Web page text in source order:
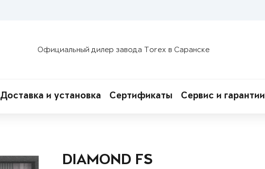
Официальный дилер завода Torex в Саранске
Доставка и установка Сертификаты Сервис и гарантии
DIAMOND FS